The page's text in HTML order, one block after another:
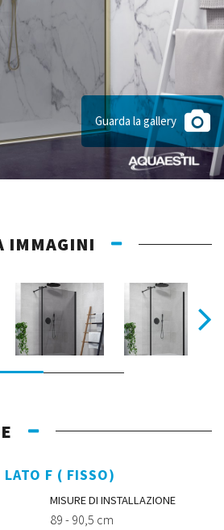
Guarda la gallery
IMMAGINI
LATO F ( FISSO)
MISURE DI INSTALLAZIONE
89 - 90,5 cm